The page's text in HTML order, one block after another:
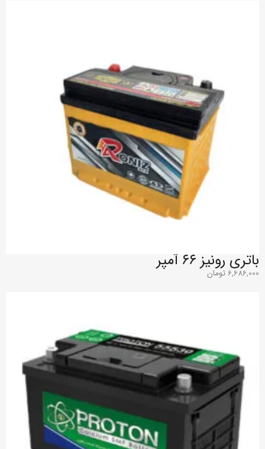
باتری رونیز ۶۶ آمپر
6,686,000تومان